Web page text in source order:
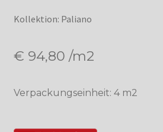
Kollektion: Paliano
€ 94,80 /m2
Verpackungseinheit: 4 m2